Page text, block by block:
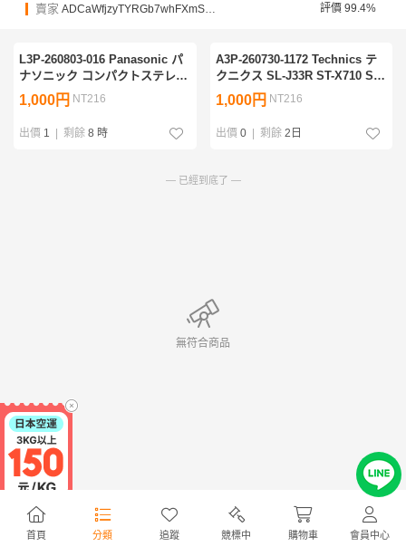
首頁 分類 追蹤 競標中 購物車 會員中心
賣家 ADCaWfjzyTYRGb7whFXmSRm6AGFck 評價 99.4%
L3P-260803-016 Panasonic パ
ナソニック コンパクトステレオ
システム オーディオ機器 CD
2021年製 ブラック 通電確認済
現状品 リモコン付
1,000円 NT216
出價 1 | 剩餘 8 時
A3P-260730-1172 Technics テ
クニクス SL-J33R ST-X710 SU-
X710 SH-E7 SL-X710 RS-X710-
K SB-CD710 オーディオ機器 8
点セット
1,000円 NT216
出價 0 | 剩餘 2日
— 已經到底了 —
無符合商品